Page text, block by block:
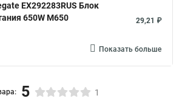
EX292283RUS Блок
650W M650
29,21 ₽
Показать больше
5 1